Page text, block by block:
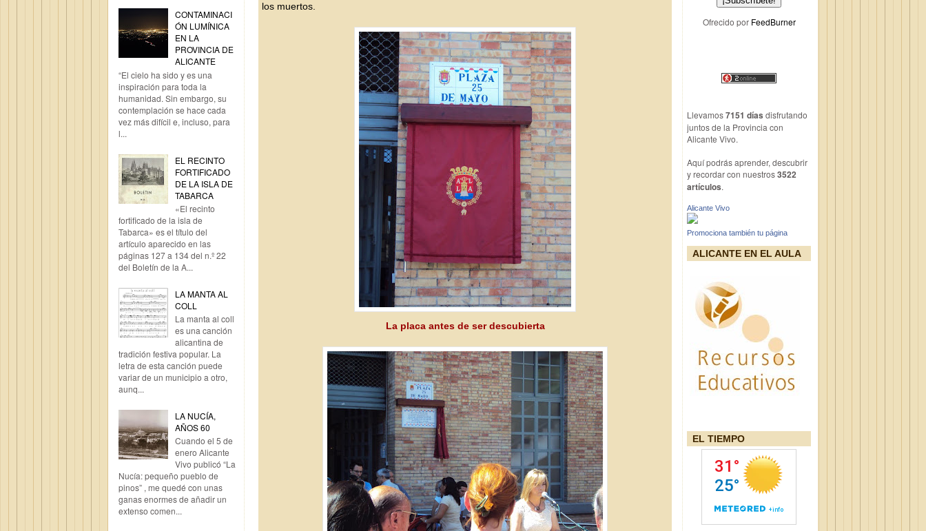
CONTAMINACI
ÓN LUMÍNICA
EN LA
PROVINCIA DE
ALICANTE
“El cielo ha sido y es una
inspiración para toda la
humanidad. Sin embargo, su
contemplación se hace cada
vez más difícil e, incluso, para
l...
EL RECINTO
FORTIFICADO
DE LA ISLA DE
TABARCA
«El recinto
fortificado de la isla de
Tabarca» es el título del
artículo aparecido en las
páginas 127 a 134 del n.º 22
del Boletín de la A...
LA MANTA AL
COLL
La manta al coll
es una canción
alicantina de
tradición festiva popular. La
letra de esta canción puede
variar de un municipio a otro,
aunq...
LA NUCÍA,
AÑOS 60
Cuando el 5 de
enero Alicante
Vivo publicó “La
Nucía: pequeño pueblo de
pinos” , me quedé con unas
ganas enormes de añadir un
extenso comen...
los muertos.
La placa antes de ser descubierta
Ofrecido por FeedBurner
Llevamos7151 días disfrutando
juntos de la Provincia con
Alicante Vivo.
Aquí podrás aprender, descubrir
y recordar con nuestros3522
artículos.
Alicante Vivo
Promociona también tu página
ALICANTE EN EL AULA
EL TIEMPO